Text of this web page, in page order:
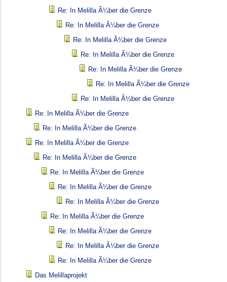
Re: In Melilla Ã¼ber die Grenze
Re: In Melilla Ã¼ber die Grenze
Re: In Melilla Ã¼ber die Grenze
Re: In Melilla Ã¼ber die Grenze
Re: In Melilla Ã¼ber die Grenze
Re: In Melilla Ã¼ber die Grenze
Re: In Melilla Ã¼ber die Grenze
Re: In Melilla Ã¼ber die Grenze
Re: In Melilla Ã¼ber die Grenze
Re: In Melilla Ã¼ber die Grenze
Re: In Melilla Ã¼ber die Grenze
Re: In Melilla Ã¼ber die Grenze
Re: In Melilla Ã¼ber die Grenze
Re: In Melilla Ã¼ber die Grenze
Re: In Melilla Ã¼ber die Grenze
Re: In Melilla Ã¼ber die Grenze
Re: In Melilla Ã¼ber die Grenze
Re: In Melilla Ã¼ber die Grenze
Das Melillaprojekt